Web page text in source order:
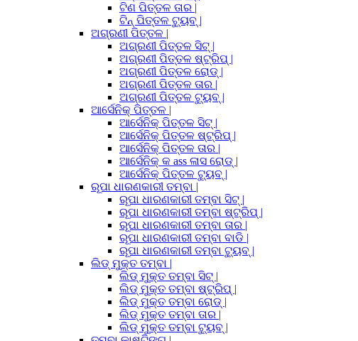
ଟିଣ ପିତ୍ତଳ ତାର |
ଟିନ୍ ପିତ୍ତଳ ଟ୍ୟୁବ୍ |
ଅଗ୍ରଣୀ ପିତ୍ତଳ |
ଅଗ୍ରଣୀ ପିତ୍ତଳ ସିଟ୍ |
ଅଗ୍ରଣୀ ପିତ୍ତଳ ଷ୍ଟ୍ରିପ୍ |
ଅଗ୍ରଣୀ ପିତ୍ତଳ ରୋଡ୍ |
ଅଗ୍ରଣୀ ପିତ୍ତଳ ତାର |
ଅଗ୍ରଣୀ ପିତ୍ତଳ ଟ୍ୟୁବ୍ |
ଆର୍ସେନିକ୍ ପିତ୍ତଳ |
ଆର୍ସେନିକ୍ ପିତ୍ତଳ ସିଟ୍ |
ଆର୍ସେନିକ୍ ପିତ୍ତଳ ଷ୍ଟ୍ରିପ୍ |
ଆର୍ସେନିକ୍ ପିତ୍ତଳ ତାର |
ଆର୍ସେନିକ୍ କ ass ଳାସ ରୋଡ୍ |
ଆର୍ସେନିକ୍ ପିତ୍ତଳ ଟ୍ୟୁବ୍ |
ରୂପା ଧାରଣକାରୀ ତମ୍ବା |
ରୂପା ଧାରଣକାରୀ ତମ୍ବା ସିଟ୍ |
ରୂପା ଧାରଣକାରୀ ତମ୍ବା ଷ୍ଟ୍ରିପ୍ |
ରୂପା ଧାରଣକାରୀ ତମ୍ବା ତାର |
ରୂପା ଧାରଣକାରୀ ତମ୍ବା ବାଡି |
ରୂପା ଧାରଣକାରୀ ତମ୍ବା ଟ୍ୟୁବ୍ |
ଲିଡ୍ ମୁକ୍ତ ତମ୍ବା |
ଲିଡ୍ ମୁକ୍ତ ତମ୍ବା ସିଟ୍ |
ଲିଡ୍ ମୁକ୍ତ ତମ୍ବା ଷ୍ଟ୍ରିପ୍ |
ଲିଡ୍ ମୁକ୍ତ ତମ୍ବା ରୋଡ୍ |
ଲିଡ୍ ମୁକ୍ତ ତମ୍ବା ତାର |
ଲିଡ୍ ମୁକ୍ତ ତମ୍ବା ଟ୍ୟୁବ୍ |